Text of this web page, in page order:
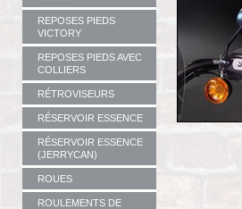
REPOSES PIEDS
VICTORY
REPOSES PIEDS AVEC
COLLIERS
RÉTROVISEURS
RÉSERVOIR ESSENCE
RÉSERVOIR ESSENCE
(JERRYCAN)
ROUES
ROULEMENTS DE